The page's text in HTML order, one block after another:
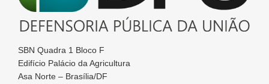
SBN Quadra 1 Bloco F
Edifício Palácio da Agricultura
Asa Norte – Brasília/DF